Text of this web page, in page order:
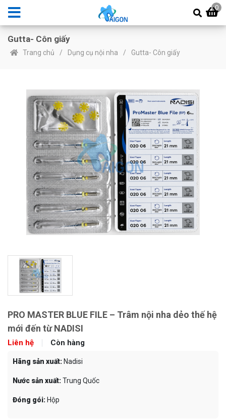
0
Gutta- Côn giấy
Trang chủ Dụng cụ nội nha Gutta- Côn giấy
PRO MASTER BLUE FILE – Trâm nội nha dẻo thế hệ
mới đến từ NADISI
Liên hệ Còn hàng
Hãng sản xuất:Nadisi
Nước sản xuất:Trung Quốc
Đóng gói:Hộp